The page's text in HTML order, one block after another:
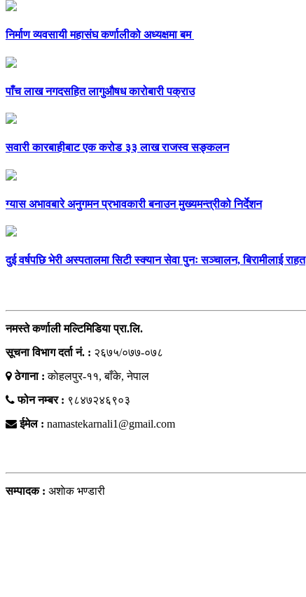
निर्माण व्यवसायी महासंघ कर्णालीको अध्यक्षमा बम
पाँच लाख नगदसहित लागुऔषध कारोबारी पक्राउ
सवारी कारबाहीबाट एक करोड ३३ लाख राजस्व सङ्कलन
ग्यास अभावबारे अनुगमन प्रभावकारी बनाउन मुख्यमन्त्रीको निर्देशन
दुई वर्षपछि भेरी अस्पतालमा सिटी स्क्यान सेवा पुनः सञ्चालन, बिरामीलाई राहत
नमस्ते कर्णाली मल्टिमिडिया प्रा.लि.
सूचना विभाग दर्ता नं. : २६७५/०७७-०७८
ठेगाना :काेहलपुर-११, बाँके, नेपाल
फोन नम्बर : ९८४७२४६९०३
ईमेल : namastekarnali1@gmail.com
सम्पादक : अशाेक भण्डारी